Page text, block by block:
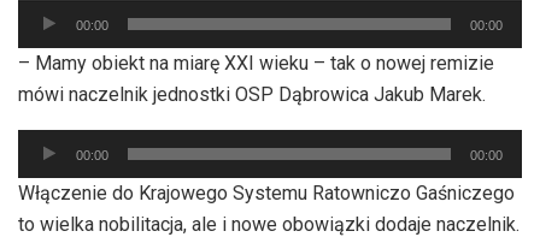
Odtwarzacz
plików
dźwiękowych
00:00 00:00
– Mamy obiekt na miarę XXI wieku – tak o nowej remizie
mówi naczelnik jednostki OSP Dąbrowica Jakub Marek.
Odtwarzacz
plików
dźwiękowych
00:00 00:00
Włączenie do Krajowego Systemu Ratowniczo Gaśniczego
to wielka nobilitacja, ale i nowe obowiązki dodaje naczelnik.